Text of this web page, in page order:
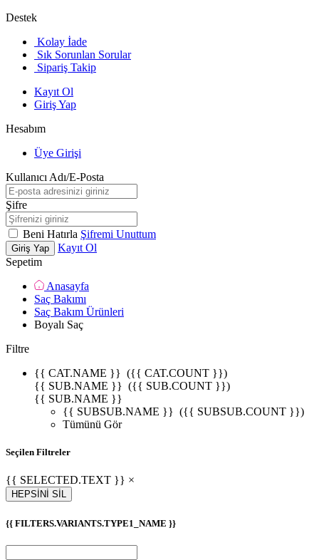
Destek
Kolay İade
Sık Sorunlan Sorular
Sipariş Takip
Kayıt Ol
Giriş Yap
Hesabım
Üye Girişi
Kullanıcı Adı/E-Posta
Şifre
Beni Hatırla Şifremi Unuttum
Giriş Yap
Kayıt Ol
Sepetim
Anasayfa
Saç Bakımı
Saç Bakım Ürünleri
Boyalı Saç
Filtre
{{ CAT.NAME }} ({{ CAT.COUNT }})
{{ SUB.NAME }} ({{ SUB.COUNT }})
{{ SUB.NAME }}
{{ SUBSUB.NAME }} ({{ SUBSUB.COUNT }})
Tümünü Gör
Seçilen Filtreler
{{ SELECTED.TEXT }} ×
HEPSİNİ SİL
{{ FILTERS.VARIANTS.TYPE1_NAME }}